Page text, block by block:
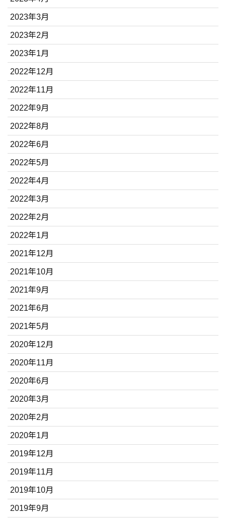
2023年3月
2023年2月
2023年1月
2022年12月
2022年11月
2022年9月
2022年8月
2022年6月
2022年5月
2022年4月
2022年3月
2022年2月
2022年1月
2021年12月
2021年10月
2021年9月
2021年6月
2021年5月
2020年12月
2020年11月
2020年6月
2020年3月
2020年2月
2020年1月
2019年12月
2019年11月
2019年10月
2019年9月